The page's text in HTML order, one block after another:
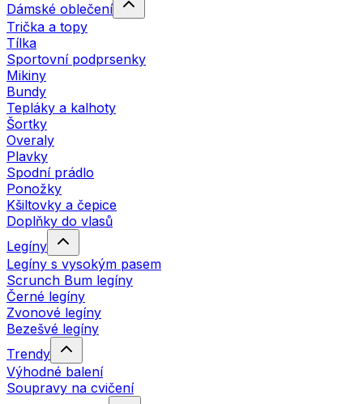
Dámské oblečení
Trička a topy
Tílka
Sportovní podprsenky
Mikiny
Bundy
Tepláky a kalhoty
Šortky
Overaly
Plavky
Spodní prádlo
Ponožky
Kšiltovky a čepice
Doplňky do vlasů
Legíny
Legíny s vysokým pasem
Scrunch Bum legíny
Černé legíny
Zvonové legíny
Bezešvé legíny
Trendy
Výhodné balení
Soupravy na cvičení